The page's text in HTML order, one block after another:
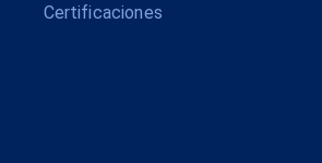
Certificaciones